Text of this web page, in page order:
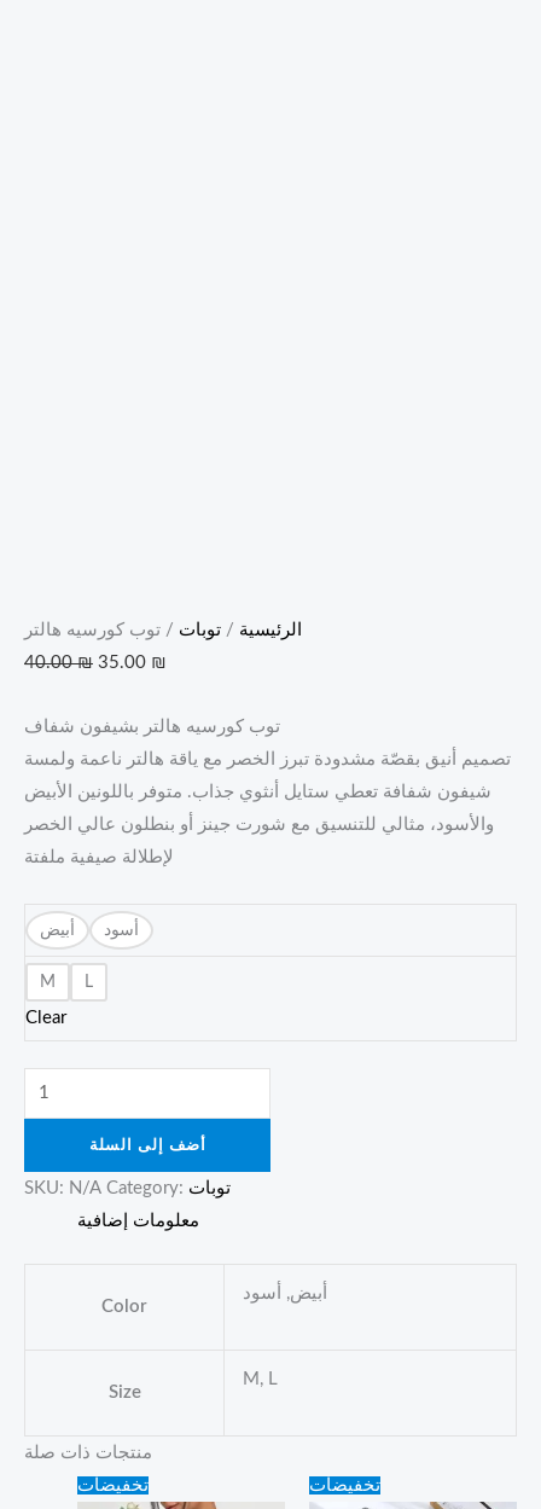
الرئيسية / توبات / توب كورسيه هالتر
40.00₪ 35.00 ₪
توب كورسيه هالتر بشيفون شفاف
تصميم أنيق بقصّة مشدودة تبرز الخصر مع ياقة هالتر ناعمة ولمسة
شيفون شفافة تعطي ستايل أنثوي جذاب. متوفر باللونين الأبيض
والأسود، مثالي للتنسيق مع شورت جينز أو بنطلون عالي الخصر
لإطلالة صيفية ملفتة
أبيض أسود
M L
Clear
أضف إلى السلة
SKU: N/A Category: توبات
معلومات إضافية
Color
أبيض, أسود
Size
M, L
منتجات ذات صلة
تخفيضاتOriginal
price
price
تخفيضاتOriginal
price
price